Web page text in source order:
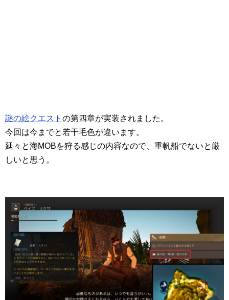
謎の絵クエスト の第四章が実装されました。
今回は今までと若干毛色が違います。
延々と海MOBを狩る感じの内容なので、重帆船でないと厳
しいと思う。